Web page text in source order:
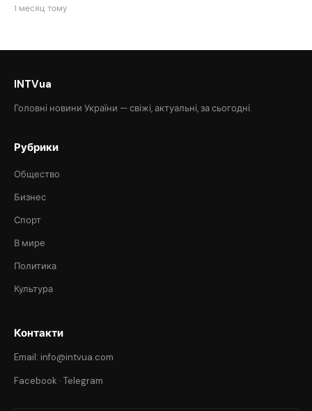
1 месяц тому
INTVua
Головні новини України — свіжі, актуальні, за сьогодні.
Рубрики
Общество
Бизнес
Спорт
В мире
Политика
Культура
Контакти
Email: info@intvua.com
Facebook · Telegram